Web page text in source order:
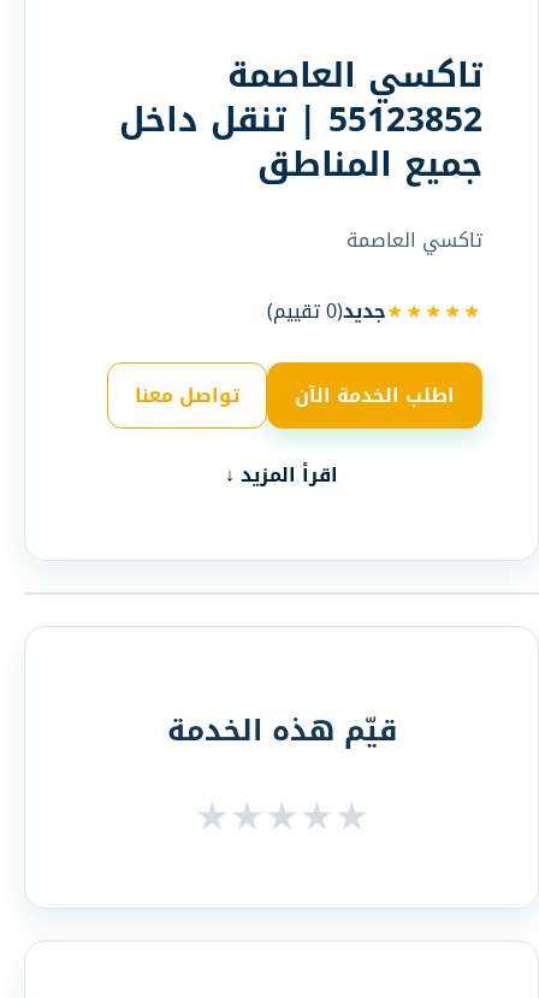
تاكسي العاصمة
55123852 | تنقل داخل
جميع المناطق
تاكسي العاصمة
★★★★★جديد(
0تقييم)
اطلب الخدمة الآن تواصل معنا
اقرأ المزيد ↓
قيّم هذه الخدمة
★★★★★